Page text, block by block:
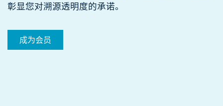
彰显您对溯源透明度的承诺。
成为会员